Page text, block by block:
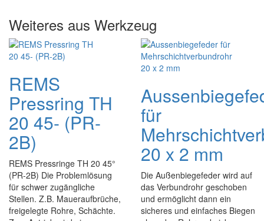
Weiteres aus Werkzeug
REMS
Pressring TH
20 45- (PR-
2B)
REMS Pressringe TH 20 45°
(PR-2B) Die Problemlösung
für schwer zugängliche
Stellen. Z.B. Maueraufbrüche,
freigelegte Rohre, Schächte.
für
20 x 2 mm
Die Außenbiegefeder wird auf
das Verbundrohr geschoben
und ermöglicht dann ein
sicheres und einfaches Biegen